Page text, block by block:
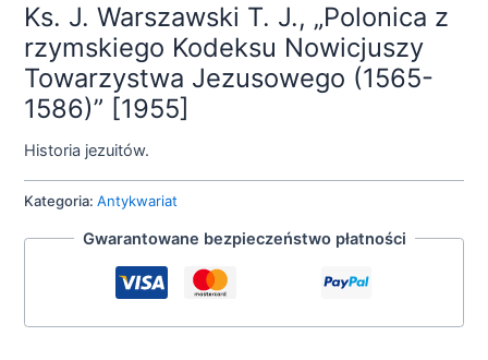
Ks. J. Warszawski T. J., „Polonica z
rzymskiego Kodeksu Nowicjuszy
Towarzystwa Jezusowego (1565-
1586)” [1955]
Historia jezuitów.
Kategoria:Antykwariat
Gwarantowane bezpieczeństwo płatności